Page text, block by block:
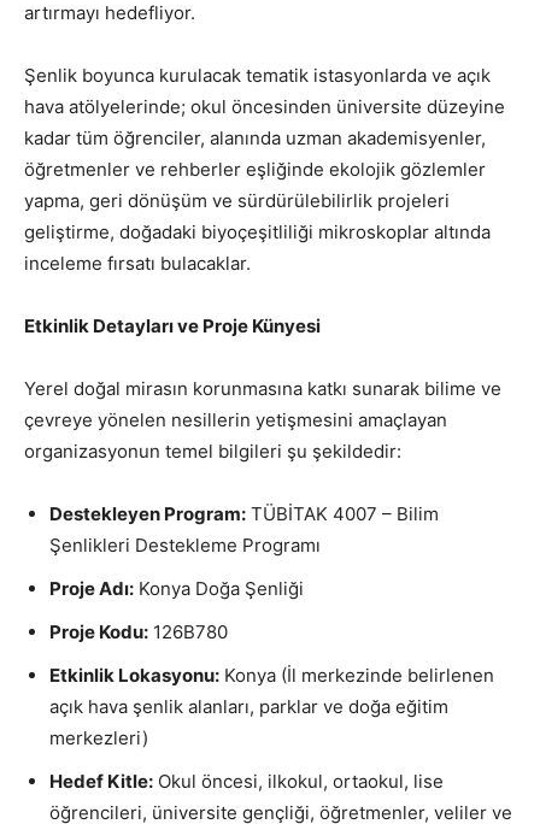
artırmayı hedefliyor.
Şenlik boyunca kurulacak tematik istasyonlarda ve açık
hava atölyelerinde; okul öncesinden üniversite düzeyine
kadar tüm öğrenciler, alanında uzman akademisyenler,
öğretmenler ve rehberler eşliğinde ekolojik gözlemler
yapma, geri dönüşüm ve sürdürülebilirlik projeleri
geliştirme, doğadaki biyoçeşitliliği mikroskoplar altında
inceleme fırsatı bulacaklar.
Etkinlik Detayları ve Proje Künyesi
Yerel doğal mirasın korunmasına katkı sunarak bilime ve
çevreye yönelen nesillerin yetişmesini amaçlayan
organizasyonun temel bilgileri şu şekildedir:
Destekleyen Program: TÜBİTAK 4007 – Bilim
Şenlikleri Destekleme Programı
Proje Adı: Konya Doğa Şenliği
Proje Kodu: 126B780
Etkinlik Lokasyonu: Konya (İl merkezinde belirlenen
açık hava şenlik alanları, parklar ve doğa eğitim
merkezleri)
Hedef Kitle: Okul öncesi, ilkokul, ortaokul, lise
öğrencileri, üniversite gençliği, öğretmenler, veliler ve